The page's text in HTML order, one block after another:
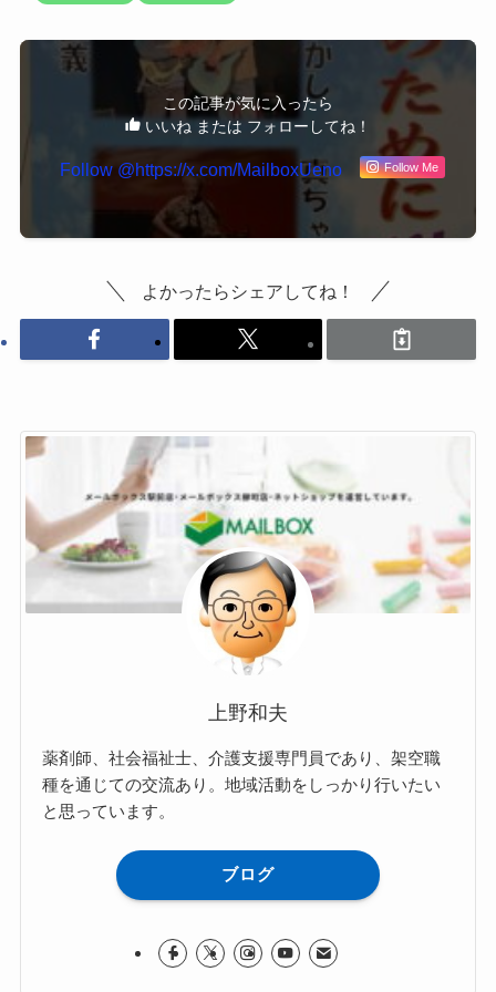
この記事が気に入ったら
いいね または フォローしてね！
Follow Me
よかったらシェアしてね！
上野和夫
薬剤師、社会福祉士、介護支援専門員であり、架空職
種を通じての交流あり。地域活動をしっかり行いたい
と思っています。
ブログ